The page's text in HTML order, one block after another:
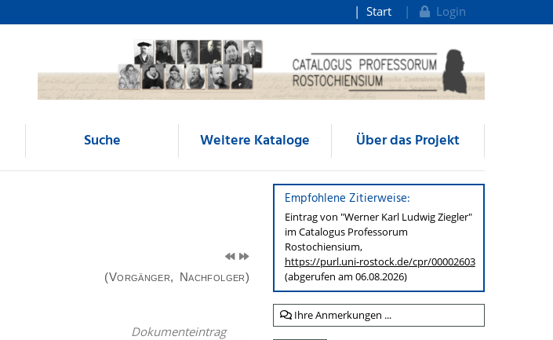
Start Login
Suche Weitere Kataloge Über das Projekt
(Vorgänger, Nachfolger)
Dokumenteintrag
Empfohlene Zitierweise:
Eintrag von "Werner Karl Ludwig Ziegler"
im Catalogus Professorum
Rostochiensium,
https://purl.uni-rostock.de/cpr/00002603
(abgerufen am 06.08.2026)
Ihre Anmerkungen ...